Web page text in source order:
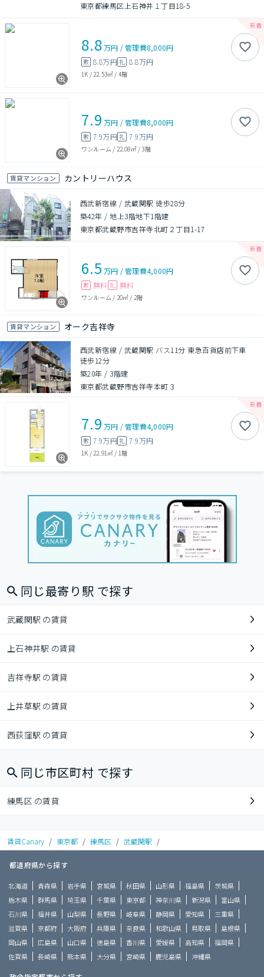
東京都練馬区上石神井１丁目18-5
8.8万円 /管理費8,000円
敷 8.8万円礼 8.8万円
1K / 22.53㎡ / 4階
7.9 万円 /管理費8,000円
敷 7.9万円礼 7.9万円
ワンルーム / 22.08㎡/3階
賃貸マンション カントリーハウス
西武新宿線 / 武蔵関駅 徒歩28分
築42年 /地上3階地下1階建
東京都武蔵野市吉祥寺北町２丁目1-17
6.5 万円 /管理費4,000円
敷 無料 礼 無料
ワンルーム / 20㎡ / 2階
賃貸マンション オーク吉祥寺
西武新宿線 / 武蔵関駅 バス11分 東急百貨店前下車
徒歩12分
築20年 / 3階建
東京都武蔵野市吉祥寺本町３
7.9 万円 /管理費4,000円
敷 7.9万円礼 7.9万円
1K / 22.91㎡ / 1階
同じ最寄り駅 で探す
武蔵関駅 の賃貸
上石神井駅 の賃貸
吉祥寺駅 の賃貸
上井草駅 の賃貸
西荻窪駅 の賃貸
同じ市区町村 で探す
練馬区 の賃貸
賃貸Canary / 東京都 / 練馬区 / 武蔵関駅 /
都道府県から探す
北海道 青森県 岩手県 宮城県 秋田県 山形県 福島県
茨城県
栃木県
群馬県 埼玉県 千葉県 東京都 神奈川県 新潟県
富山県
石川県
福井県 山梨県 長野県 岐阜県 静岡県 愛知県
三重県
滋賀県
京都府 大阪府 兵庫県 奈良県 和歌山県 鳥取県
島根県
岡山県
広島県 山口県 徳島県 香川県 愛媛県 高知県
福岡県
佐賀県
長崎県 熊本県 大分県 宮崎県 鹿児島県 沖縄県